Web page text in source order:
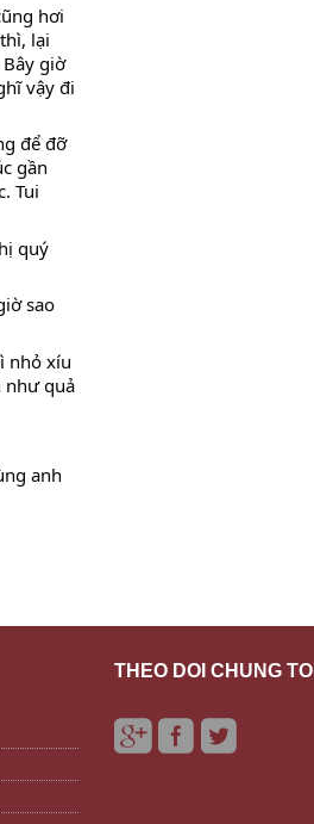
hơi
lại
giờ
vậy đi
để đỡ
gần
Tui
quý
sao
nhỏ xíu
như quả
anh
THEO DÕI CHÚNG TÔI